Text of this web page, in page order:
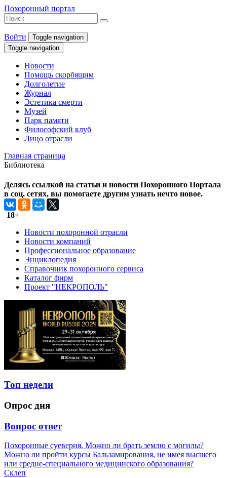
Похоронный портал
Войти
Toggle navigation
Toggle navigation
Новости
Помощь скорбящим
Долголетие
Журнал
Эстетика смерти
Музей
Парк памяти
Философский клуб
Лицо отрасли
Главная страница
Библиотека
Делясь ссылкой на статьи и новости Похоронного Портала
в соц. сетях, вы помогаете другим узнать нечто новое.
18+
Новости похоронной отрасли
Новости компаний
Профессиональное образование
Энциклопедия
Справочник похоронного сервиса
Каталог фирм
Проект "НЕКРОПОЛЬ"
Топ недели
Опрос дня
Вопрос ответ
Похоронные суеверия. Можно ли брать землю с могилы?
Можно ли пройти курсы Бальзамирования, не имея высшего
или средне-специального медицинского образования?
Склеп